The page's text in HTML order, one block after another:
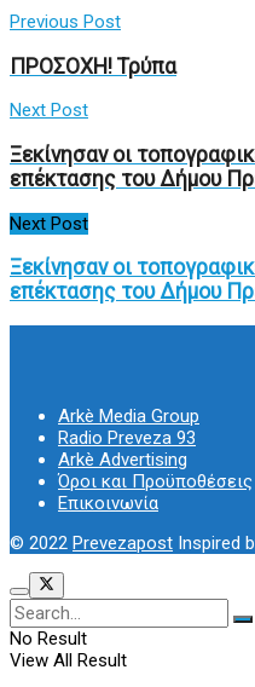
Previous Post
ΠΡΟΣΟΧΗ! Τρύπα
Next Post
Ξεκίνησαν οι
επέκτασης του Δήμου
Next Post
Ξεκίνησαν οι
επέκτασης του Δήμου
Arkè Media Group
Radio Preveza 93
Arkè Advertising
Όροι και Προϋποθέσεις
Επικοινωνία
© 2022 Prevezapost Inspired
No Result
View All Result